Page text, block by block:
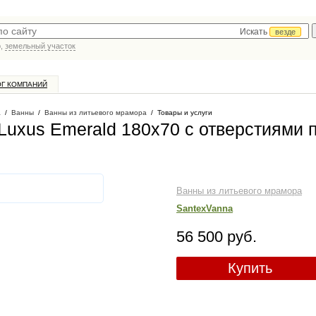
Искать
везде
земельный участок
КОМПАНИЙ
/ Ванны / Ванны из литьевого мрамора / Товары и услуги
Emerald 180x70 с отверстиями
Ванны из литьевого мрамора
SantexVanna
56 500 руб.
Купить